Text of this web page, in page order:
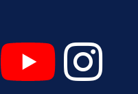
(se abrirá en una nueva
UVa (se abrirá en una
Digital UVa (se
YouTube Digital